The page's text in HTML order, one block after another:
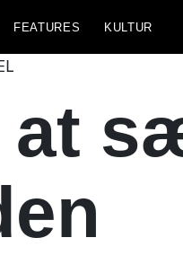
FEATURES KULTUR
at